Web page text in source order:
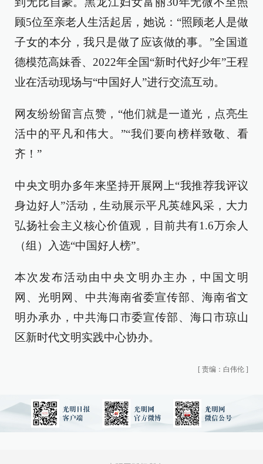
顾5位至亲老人生活起居，她说：“照顾老人是做
子女的本分，我只是做了应该做的事。”全国道
德模范高妹香、2022年全国“新时代好少年”王程
业在活动现场与“中国好人”进行交流互动。
网友纷纷留言点赞，“他们就是一道光，点亮生
活中的平凡和伟大。”“我们要向榜样致敬、看
齐！”
中央文明办多年来坚持开展网上“我推荐我评议
身边好人”活动，生动展示平凡英雄风采，大力
弘扬社会主义核心价值观，目前共有1.6万余人
（组）入选“中国好人榜”。
本次发布活动由中央文明办主办，中国文明
网、光明网、中共海南省委宣传部、海南省文
明办承办，中共海口市委宣传部、海口市琼山
区新时代文明实践中心协办。
[ 责编：白伟伦 ]